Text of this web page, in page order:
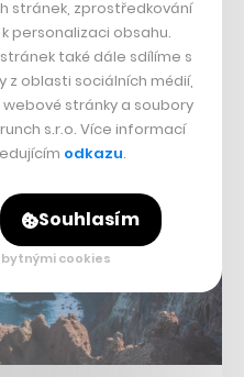
stránek, zprostředkování
personalizaci obsahu.
také dále sdílíme s
oblasti sociálních médií,
stránky a soubory
s.r.o. Více informací
odkazu.
Souhlasím
cookies